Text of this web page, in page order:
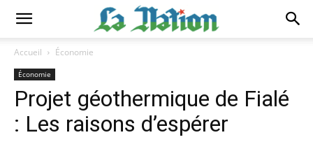
Accueil Économie
Économie
Projet géothermique de Fialé
: Les raisons d’espérer